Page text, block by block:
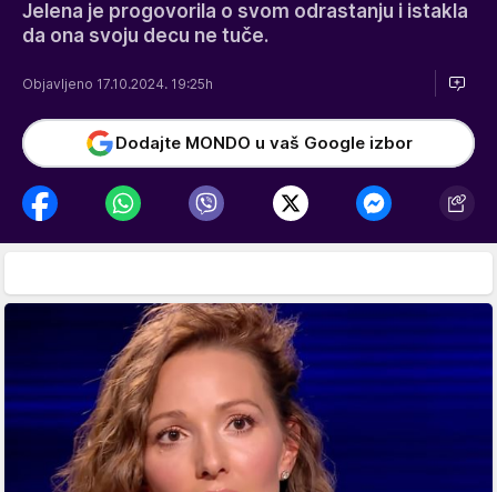
Jelena je progovorila o svom odrastanju i istakla
da ona svoju decu ne tuče.
Objavljeno 17.10.2024. 19:25h
Dodajte MONDO u vaš Google izbor